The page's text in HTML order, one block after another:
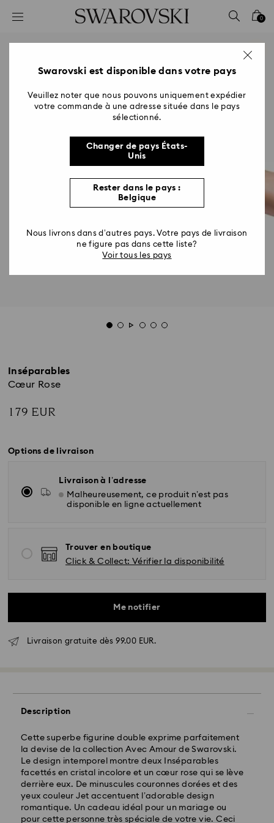
Accesskeys list
2 - Footer
0
Inséparables
Cœur Rose
179 EUR
Options de livraison
Livraison à l’adresse
Malheureusement, ce produit n’est pas
disponible en ligne actuellement
Trouver en boutique
Click & Collect: Vérifier la disponibilité
Me notifier
Livraison gratuite dès 99.00 EUR.
Description
Cette superbe figurine double exprime parfaitement
la devise de la collection Avec Amour de Swarovski.
Le design intemporel montre deux Inséparables
facettés en cristal incolore et un cœur rose qui se lève
derrière eux. De minuscules couronnes dorées et des
yeux couleur Jet accentuent l’adorable design
romantique. Un cadeau idéal pour un mariage ou
pour cette personne très spéciale de votre vie. Ceci
10:00 HEC seront traitées et expédiées le jour
ouvrable même
Frais de livraison standard: EUR 6.95
Livraison standard offerte à partir de : EUR 99
Livraison express - FedEx
Swarovski est disponible dans votre pays
Veuillez noter que nous pouvons uniquement expédier
votre commande à une adresse située dans le pays
sélectionné.
Changer de pays États-
Unis
Rester dans le pays :
Belgique
Nous livrons dans d’autres pays. Votre pays de livraison
ne figure pas dans cette liste?
Voir tous les pays